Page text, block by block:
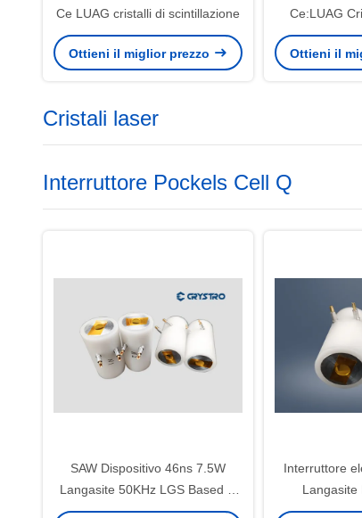
Ce LUAG cristalli di scintillazione
Ottieni il miglior prezzo
Ce:LUAG
medico
Ottieni il
Cristali laser
Interruttore Pockels Cell Q
SAW Dispositivo 46ns 7.5W
Langasite 50KHz LGS Based Q
Switch
Interruttore
Langasite